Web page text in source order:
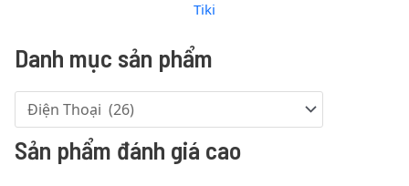
Tiki
Danh mục sản phẩm
Sản phẩm đánh giá cao